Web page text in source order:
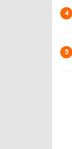
4
5